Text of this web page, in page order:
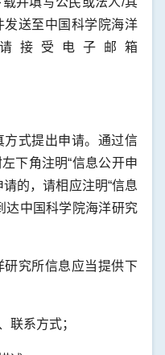
送至中国科学院海洋
接受电子邮箱
式提出申请。通过信
下角注明“信息公开申
的，请相应注明“信息
达中国科学院海洋研究
究所信息应当提供下
系方式；